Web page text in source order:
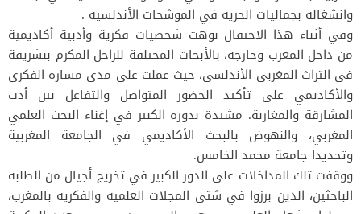
وانشغاله بجماليات الحرية في الموشحات الأندلسية .
وفي أثناء هذا الاحتفال نوهت شخصيات فكرية وأدبية أكاديمية
من داخل المغرب وخارجه، بالأبحاث المختلفة للراحل المكرم بنشريفة
في التراث المغربي الأندلسي، حيث عملت على مدى مساره الفكري
والأكاديمي على تأكيد الحضور المتواصل والتفاعل بين أدب
المشارقة والمغاربة. مشيدة بدوره الكبير في إغناء البحث العلمي
المغربي، والنهوض بالبحث الأكاديمي في الجامعة المغربية
وتحديدا جامعة محمد الخامس.
ووقفت تلك المداخلات على الدور الكبير في تخريج أجيال من الطلبة
الباحثين، الذين برزوا في شتى المجلات العلمية والفكرية بالمغرب،